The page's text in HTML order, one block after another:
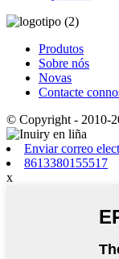
Produtos
Sobre nós
Novas
Contacte
© Copyright - 2010-
Enviar correo
8613380155517
x